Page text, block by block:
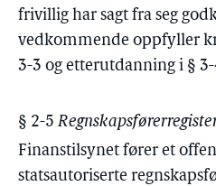
frivillig har sagt fra seg
vedkommende oppfyller
3-3 og etterutdanning i § 3-
§ 2-5
Finanstilsynet fører et
statsautoriserte